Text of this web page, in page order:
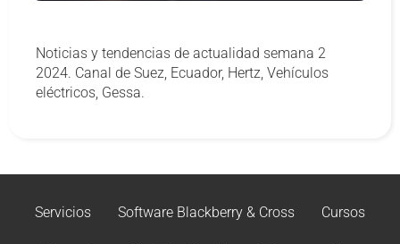
Noticias y tendencias de actualidad semana 2
2024. Canal de Suez, Ecuador, Hertz, Vehículos
eléctricos, Gessa.
Servicios Software Blackberry & Cross Cursos